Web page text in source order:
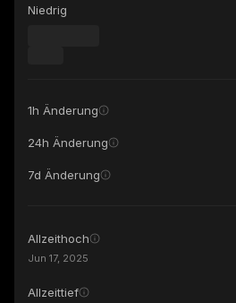
Niedrig
1h Änderung
24h Änderung
7d Änderung
Allzeithoch
Jun 17, 2025
Allzeittief